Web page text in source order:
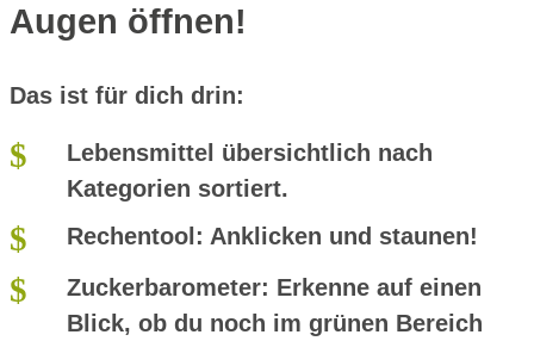
Augen öffnen!
Das ist für dich drin:
Lebensmittel übersichtlich nach
Kategorien sortiert.
Rechentool: Anklicken und staunen!
Zuckerbarometer: Erkenne auf einen
Blick, ob du noch im grünen Bereich